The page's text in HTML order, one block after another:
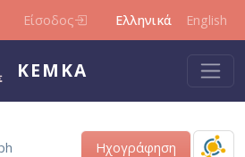
Είσοδος Ελληνικά English
ΚΕΜΚΑ
Ηχογράφηση